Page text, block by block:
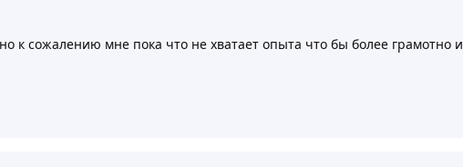
к сожалению мне пока что не хватает опыта что бы более грамотно и